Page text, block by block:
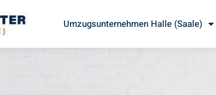
Umzugsunternehmen Halle (Saale)